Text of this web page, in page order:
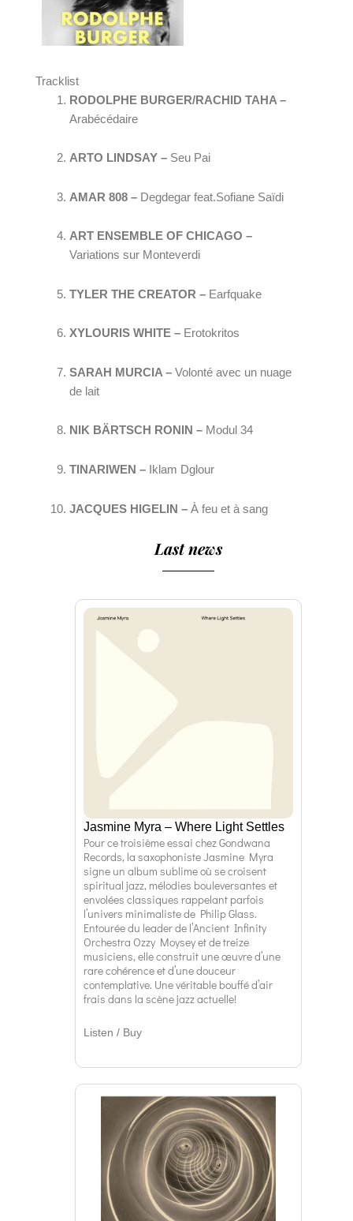
Tracklist
Arabécédaire
ARTO LINDSAY – Seu Pai
AMAR 808 – Degdegar feat.Sofiane Saïdi
Variations sur Monteverdi
TYLER THE CREATOR – Earfquake
XYLOURIS WHITE – Erotokritos
SARAH MURCIA – Volonté avec un nuage
de lait
NIK BÄRTSCH RONIN – Modul 34
TINARIWEN – Iklam Dglour
JACQUES HIGELIN – À feu et à sang
Last news
Jasmine Myra – Where Light Settles
Pour ce troisième essai chez Gondwana
Records, la saxophoniste Jasmine Myra
signe un album sublime où se croisent
spiritual jazz, mélodies bouleversantes et
envolées classiques rappelant parfois
l’univers minimaliste de Philip Glass.
Entourée du leader de l’Ancient Infinity
Orchestra Ozzy Moysey et de treize
musiciens, elle construit une œuvre d’une
rare cohérence et d’une douceur
contemplative. Une véritable bouffé d’air
frais dans la scène jazz actuelle!
Listen / Buy